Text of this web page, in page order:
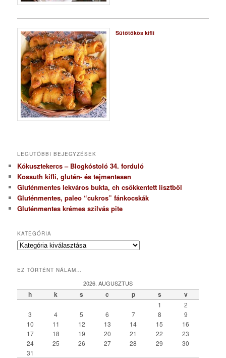
Sütőtökös kifli
LEGUTÓBBI BEJEGYZÉSEK
Kókusztekercs – Blogkóstoló 34. forduló
Kossuth kifli, glutén- és tejmentesen
Gluténmentes lekváros bukta, ch csökkentett lisztből
Gluténmentes, paleo “cukros” fánkocskák
Gluténmentes krémes szilvás pite
KATEGÓRIA
K
e
r
EZ TÖRTÉNT NÁLAM…
2026. AUGUSZTUS
h k s c p s v
1
2
3
4 5 6 7 8
9
10
11 12 13 14 15
16
17
18 19 20 21 22
23
24
25 26 27 28 29
30
31